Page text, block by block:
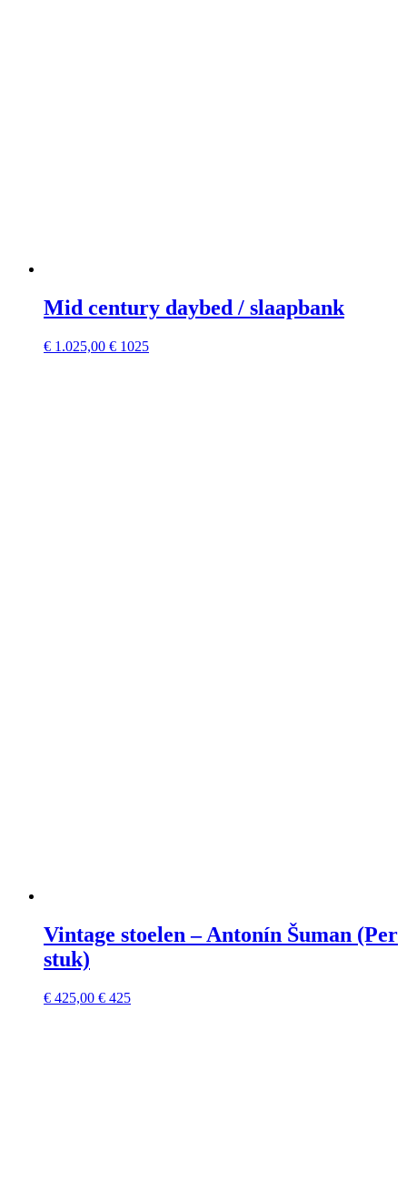
Mid century daybed / slaapbank
€ 1.025,00 € 1025
Vintage stoelen – Antonín Šuman (Per
stuk)
€ 425,00 € 425